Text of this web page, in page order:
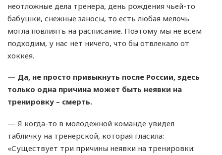
неотложные дела тренера, день рождения чьей-то
бабушки, снежные заносы, то есть любая мелочь
могла повлиять на расписание. Поэтому мы не всем
подходим, у нас нет ничего, что бы отвлекало от
хоккея.
— Да, не просто привыкнуть после России, здесь
только одна причина может быть неявки на
тренировку – смерть.
— Я когда-то в молодежной команде увидел
табличку на тренерской, которая гласила:
«Существует три причины неявки на тренировки: